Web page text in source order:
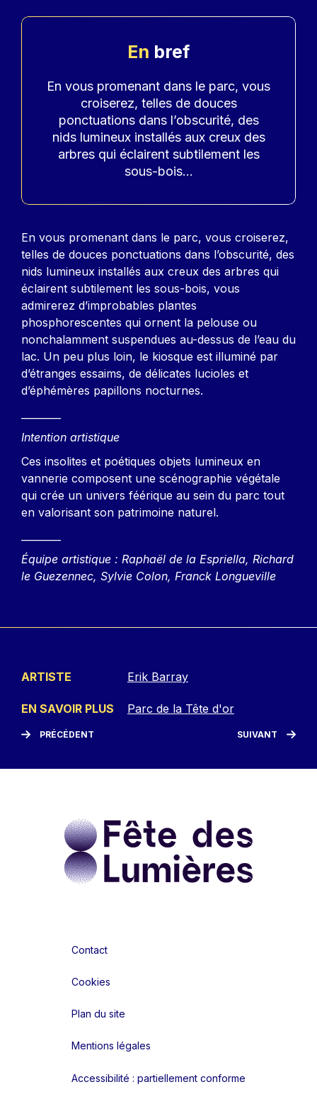
En bref
Accroche
En vous promenant dans le parc, vous
croiserez, telles de douces
ponctuations dans l’obscurité, des
nids lumineux installés aux creux des
arbres qui éclairent subtilement les
sous-bois...
Contenu
En vous promenant dans le parc, vous croiserez,
telles de douces ponctuations dans l’obscurité, des
nids lumineux installés aux creux des arbres qui
éclairent subtilement les sous-bois, vous
admirerez d’improbables plantes
phosphorescentes qui ornent la pelouse ou
nonchalamment suspendues au-dessus de l’eau du
lac. Un peu plus loin, le kiosque est illuminé par
d’étranges essaims, de délicates lucioles et
d’éphémères papillons nocturnes.
Intention artistique
Ces insolites et poétiques objets lumineux en
vannerie composent une scénographie végétale
qui crée un univers féérique au sein du parc tout
en valorisant son patrimoine naturel.
Équipe artistique : Raphaël de la Espriella, Richard
le Guezennec, Sylvie Colon, Franck Longueville
ARTISTE Erik Barray
EN SAVOIR PLUS Parc de la Tête d'or
PRÉCÉDENT SUIVANT
Contact
Cookies
Plan du site
Mentions légales
Accessibilité : partiellement conforme